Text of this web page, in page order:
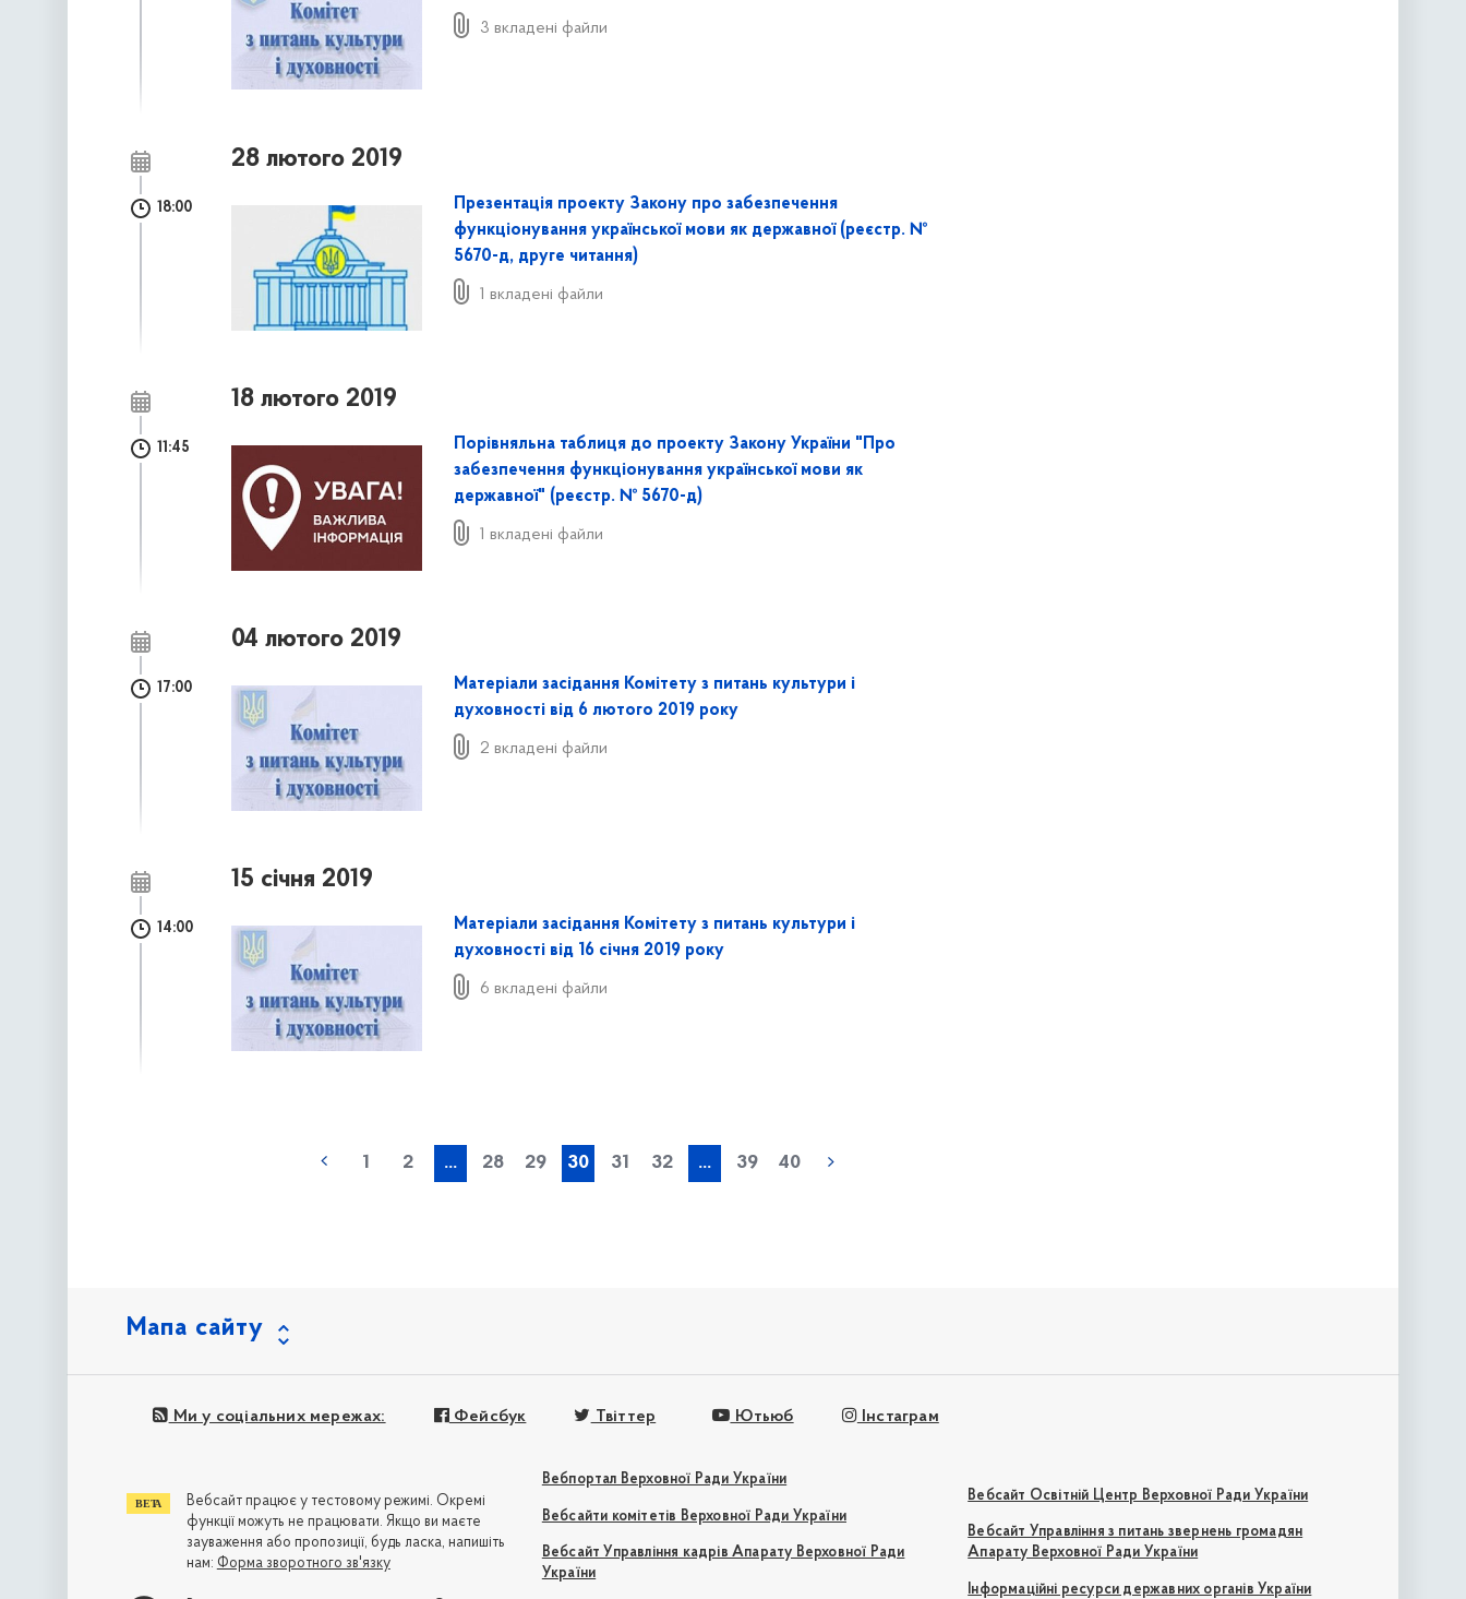
3 вкладені файли
28 лютого 2019
18:00
Презентація проекту Закону про забезпечення
функціонування української мови як державної (реєстр. №
5670-д, друге читання)
1 вкладені файли
18 лютого 2019
11:45
Порівняльна таблиця до проекту Закону України "Про
забезпечення функціонування української мови як
державної" (реєстр. № 5670-д)
1 вкладені файли
04 лютого 2019
17:00
Матеріали засідання Комітету з питань культури і
духовності від 6 лютого 2019 року
2 вкладені файли
15 січня 2019
14:00
Матеріали засідання Комітету з питань культури і
духовності від 16 січня 2019 року
6 вкладені файли
« попередня
1 2 ... 28 29 30 31 32 ... 39 40
наступна »
Мапа сайту
Ми у соціальних мережах: Фейсбук Твіттер Ютьюб Інстаграм
Вебпортал Верховної Ради України
Вебсайти комітетів Верховної Ради України
Вебсайт Управління кадрів Апарату Верховної Ради
України
Вебсайт Освітній Центр Верховної Ради України
Вебсайт Управління з питань звернень громадян
Апарату Верховної Ради України
Інформаційні ресурси державних органів України
Вебсайт працює у тестовому режимі. Окремі
функції можуть не працювати. Якщо ви маєте
зауваження або пропозиції, будь ласка, напишіть
нам: Форма зворотного зв'язку